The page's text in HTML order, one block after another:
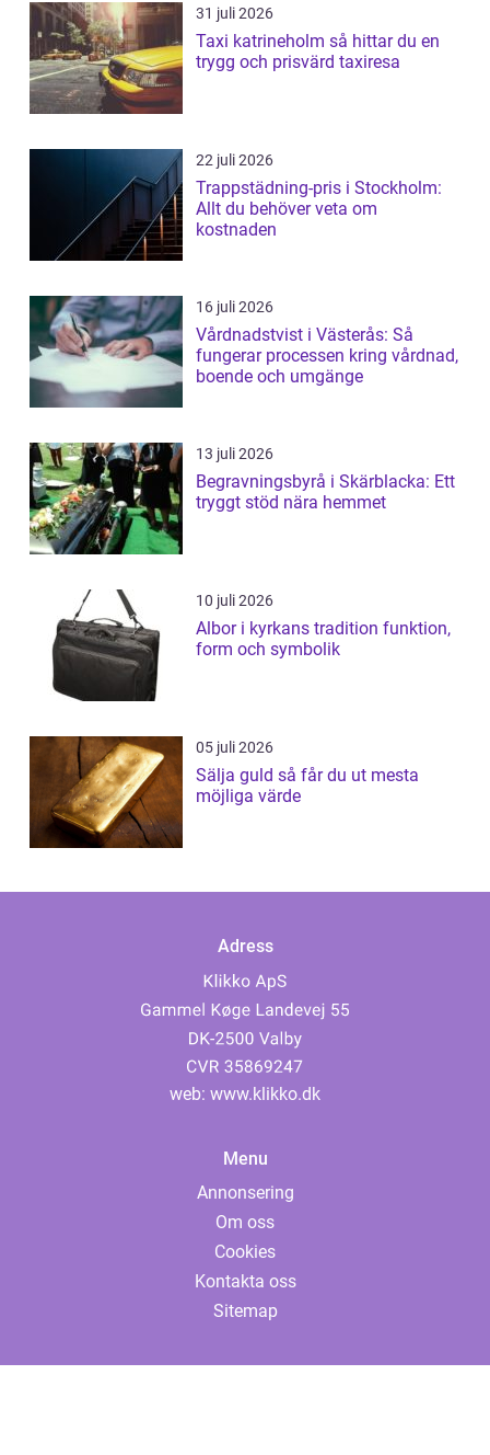
31 juli 2026
Taxi katrineholm så hittar du en
trygg och prisvärd taxiresa
22 juli 2026
Trappstädning-pris i Stockholm:
Allt du behöver veta om
kostnaden
16 juli 2026
Vårdnadstvist i Västerås: Så
fungerar processen kring vårdnad,
boende och umgänge
13 juli 2026
Begravningsbyrå i Skärblacka: Ett
tryggt stöd nära hemmet
10 juli 2026
Albor i kyrkans tradition funktion,
form och symbolik
05 juli 2026
Sälja guld så får du ut mesta
möjliga värde
Adress
web: www.klikko.dk
Menu
Annonsering
Om oss
Cookies
Kontakta oss
Sitemap